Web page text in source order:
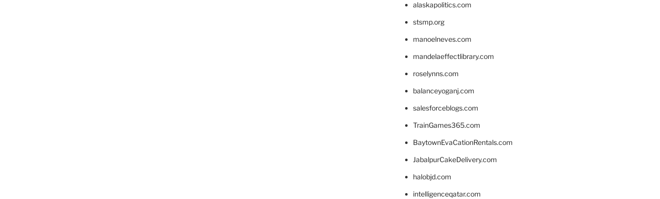
alaskapolitics.com
stsmp.org
manoelneves.com
mandelaeffectlibrary.com
roselynns.com
balanceyoganj.com
salesforceblogs.com
TrainGames365.com
BaytownEvaCationRentals.com
JabalpurCakeDelivery.com
halobjd.com
intelligenceqatar.com